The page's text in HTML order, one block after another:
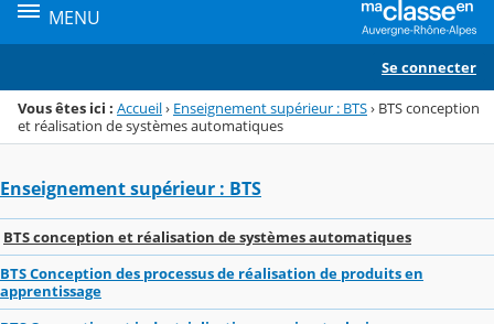
MENU
Se connecter
Vous êtes ici : Accueil› Enseignement supérieur : BTS› BTS conception
et réalisation de systèmes automatiques
Enseignement supérieur : BTS
BTS conception et réalisation de systèmes automatiques
BTS Conception des processus de réalisation de produits en
apprentissage